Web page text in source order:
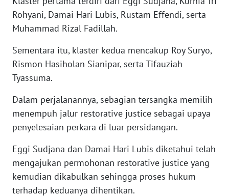
Rohyani, Damai Hari Lubis, Rustam Effendi, serta
Muhammad Rizal Fadillah.
Sementara itu, klaster kedua mencakup Roy Suryo,
Rismon Hasiholan Sianipar, serta Tifauziah
Tyassuma.
Dalam perjalanannya, sebagian tersangka memilih
menempuh jalur restorative justice sebagai upaya
penyelesaian perkara di luar persidangan.
Eggi Sudjana dan Damai Hari Lubis diketahui telah
mengajukan permohonan restorative justice yang
kemudian dikabulkan sehingga proses hukum
terhadap keduanya dihentikan.
WN
BARAT
WN
WN
SERAMBI
WN
JAMBI
WN